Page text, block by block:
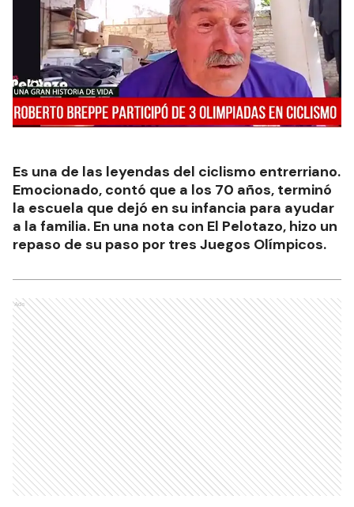
Es una de las leyendas del ciclismo entrerriano.
Emocionado, contó que a los 70 años, terminó
la escuela que dejó en su infancia para ayudar
a la familia. En una nota con El Pelotazo, hizo un
repaso de su paso por tres Juegos Olímpicos.
Ads